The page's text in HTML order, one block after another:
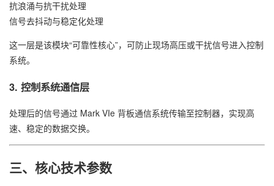
抗浪涌与抗干扰处理
信号去抖动与稳定化处理
这一层是该模块“可靠性核心”，可防止现场高压或干扰信号进入控制
系统。
3. 控制系统通信层
处理后的信号通过 Mark VIe 背板通信系统传输至控制器，实现高
速、稳定的数据交换。
三、核心技术参数